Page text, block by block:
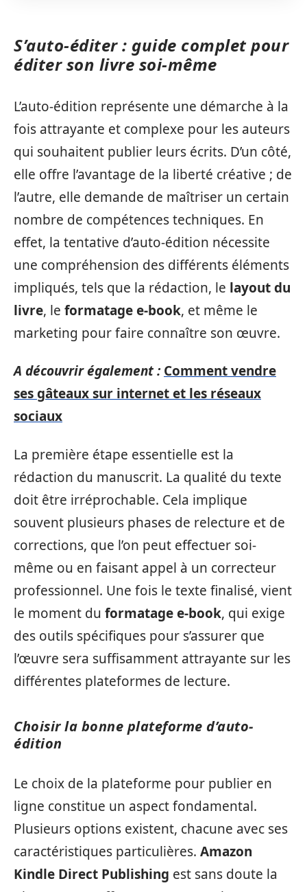
S’auto-éditer : guide complet pour
éditer son livre soi-même
L’auto-édition représente une démarche à la
fois attrayante et complexe pour les auteurs
qui souhaitent publier leurs écrits. D’un côté,
elle offre l’avantage de la liberté créative ; de
l’autre, elle demande de maîtriser un certain
nombre de compétences techniques. En
effet, la tentative d’auto-édition nécessite
une compréhension des différents éléments
impliqués, tels que la rédaction, le layout du
livre, le formatage e-book, et même le
marketing pour faire connaître son œuvre.
A découvrir également : Comment vendre
ses gâteaux sur internet et les réseaux
sociaux
La première étape essentielle est la
rédaction du manuscrit. La qualité du texte
doit être irréprochable. Cela implique
souvent plusieurs phases de relecture et de
corrections, que l’on peut effectuer soi-
même ou en faisant appel à un correcteur
professionnel. Une fois le texte finalisé, vient
le moment du formatage e-book, qui exige
des outils spécifiques pour s’assurer que
l’œuvre sera suffisamment attrayante sur les
différentes plateformes de lecture.
Choisir la bonne plateforme d’auto-
édition
Le choix de la plateforme pour publier en
ligne constitue un aspect fondamental.
Plusieurs options existent, chacune avec ses
caractéristiques particulières. Amazon
Kindle Direct Publishing est sans doute la